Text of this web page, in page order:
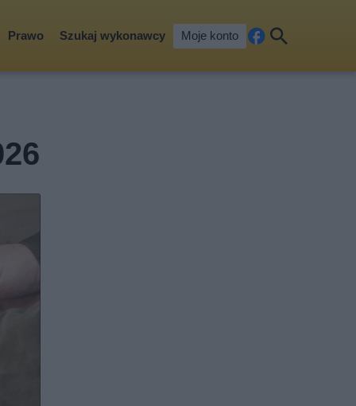
Prawo Szukaj wykonawcy Moje konto
cebkaj